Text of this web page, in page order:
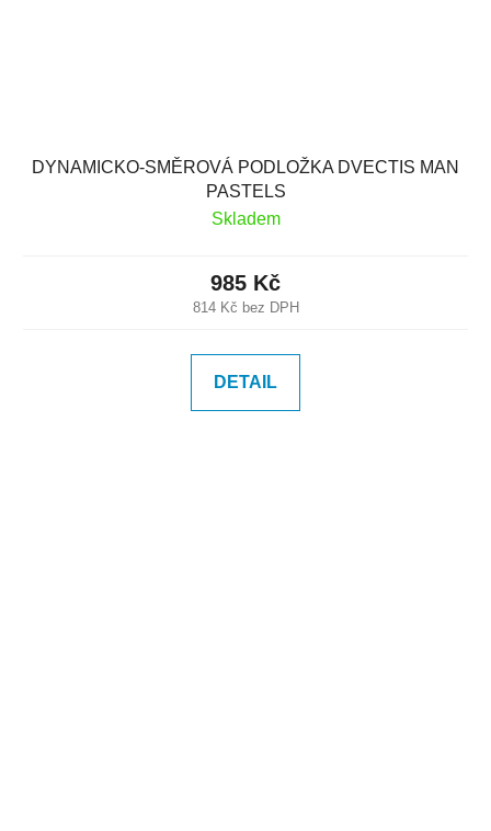
DYNAMICKO-SMĚROVÁ PODLOŽKA DVECTIS MAN
PASTELS
Skladem
814 Kč bez DPH
985 Kč
DETAIL